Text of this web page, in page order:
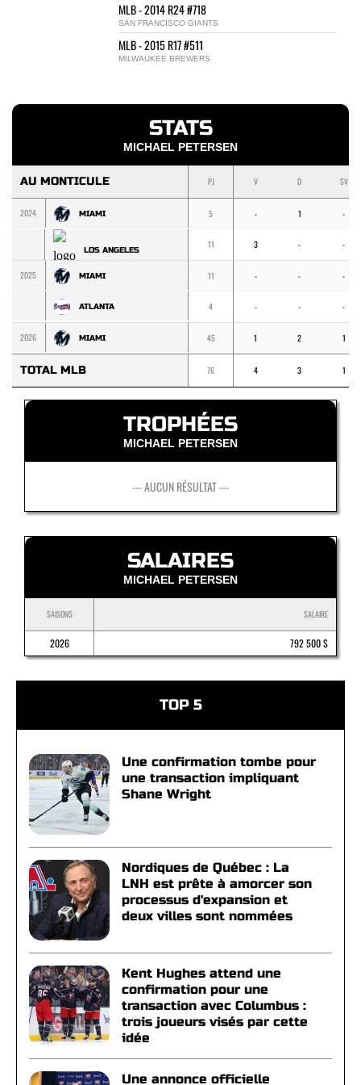
MLB - 2014 R24 #718
SAN FRANCISCO GIANTS
MLB - 2015 R17 #511
MILWAUKEE BREWERS
STATS
MICHAEL PETERSEN
AU MONTICULE PJ V D SV
2024 MIAMI 5 - 1 -
LOS ANGELES 11 3 - -
2025 MIAMI 11 - - -
ATLANTA 4 - - -
2026 MIAMI 45 1 2 1
TOTAL MLB 76 4 3 1
TROPHÉES
MICHAEL PETERSEN
--- AUCUN RÉSULTAT ---
SALAIRES
MICHAEL PETERSEN
SAISONS SALAIRE
2026 792 500 $
TOP 5
Une confirmation tombe pour
une transaction impliquant
Shane Wright
Nordiques de Québec : La
LNH est prête à amorcer son
processus d'expansion et
deux villes sont nommées
Kent Hughes attend une
confirmation pour une
transaction avec Columbus :
trois joueurs visés par cette
idée
Une annonce officielle